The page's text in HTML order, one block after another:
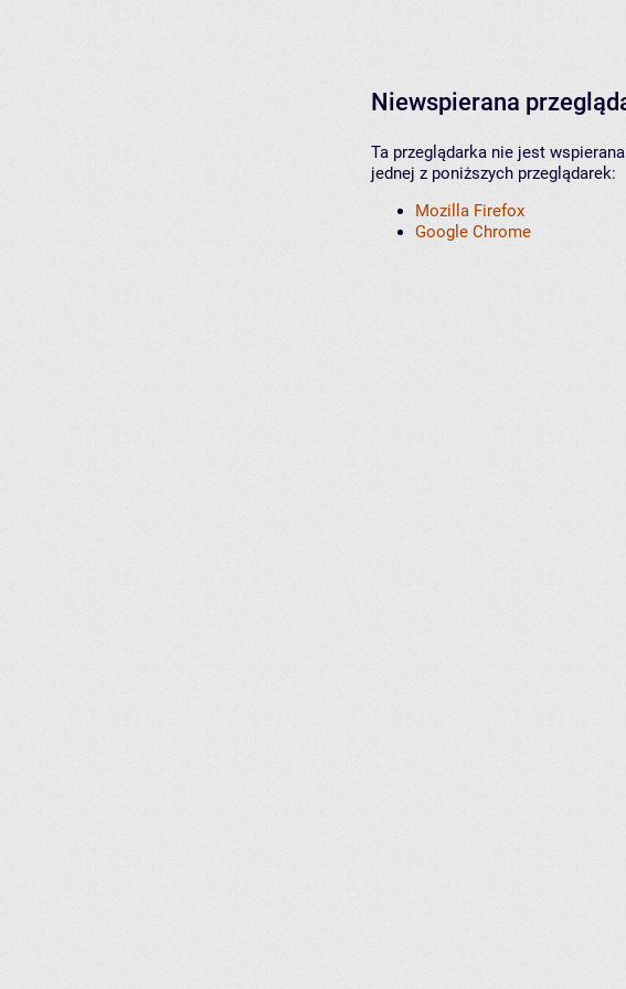
Niewspierana
Ta przeglądarka nie jest
jednej z poniższych przeglądarek:
Mozilla Firefox
Google Chrome